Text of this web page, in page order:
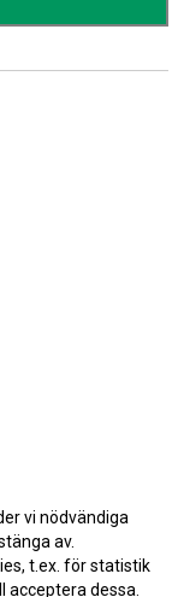
vi nödvändiga
av.
t.ex. för statistik
acceptera dessa.